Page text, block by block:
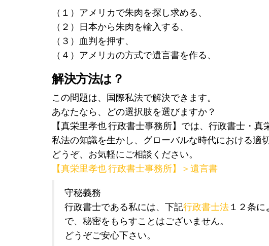
（１）アメリカで朱肉を探し求める、
（２）日本から朱肉を輸入する、
（３）血判を押す、
（４）アメリカの方式で遺言書を作る、
解決方法は？
この問題は、国際私法で解決できます。
あなたなら、どの選択肢を選びますか？
【真栄里孝也 行政書士事務所】では、行政書士・
私法の知識を生かし、グローバルな時代における適
どうぞ、お気軽にご相談ください。
【真栄里孝也 行政書士事務所】＞遺言書
守秘義務
行政書士である私には、下記行政書士法１２条
で、秘密をもらすことはございません。
どうぞご安心下さい。